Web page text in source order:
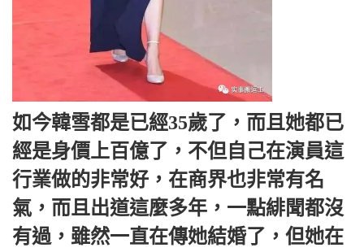
如今韓雪都是已經35歲了，而且她都已
經是身價上百億了，不但自己在演員這
行業做的非常好，在商界也非常有名
氣，而且出道這麼多年，一點緋聞都沒
有過，雖然一直在傳她結婚了，但她在